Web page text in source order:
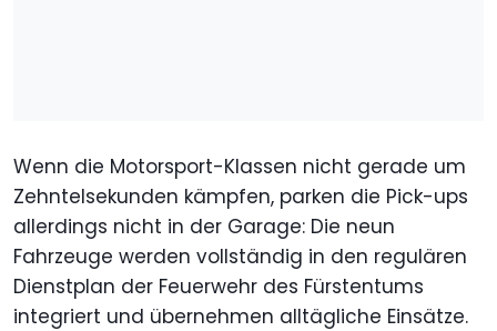
Wenn die Motorsport-Klassen nicht gerade um
Zehntelsekunden kämpfen, parken die Pick-ups
allerdings nicht in der Garage: Die neun
Fahrzeuge werden vollständig in den regulären
Dienstplan der Feuerwehr des Fürstentums
integriert und übernehmen alltägliche Einsätze.